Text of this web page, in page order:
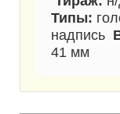
Типы:
надпись
41 мм